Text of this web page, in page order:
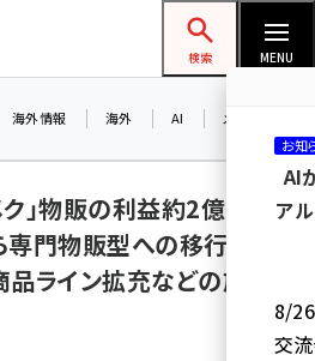
ショップ担当者フォーラム
検索 MENU
海外情報 海外 AI メタバース
」物販の利益約2億円改
門物販型への移行、高付
ライン拡充などの施策
お知
AI
ア
8/26
交